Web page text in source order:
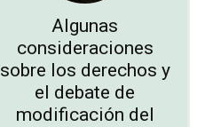
Algunas
consideraciones
sobre los derechos y
el debate de
modificación del